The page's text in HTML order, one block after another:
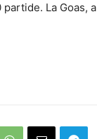
La Goas,